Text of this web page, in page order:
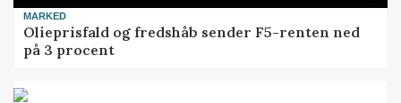
MARKED
Olieprisfald og fredshåb sender F5-renten ned
på 3 procent